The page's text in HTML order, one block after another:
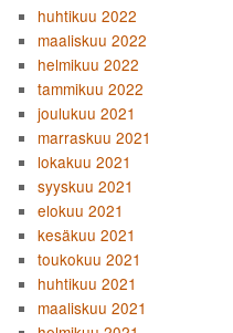
huhtikuu 2022
maaliskuu 2022
helmikuu 2022
tammikuu 2022
joulukuu 2021
marraskuu 2021
lokakuu 2021
syyskuu 2021
elokuu 2021
kesäkuu 2021
toukokuu 2021
huhtikuu 2021
maaliskuu 2021